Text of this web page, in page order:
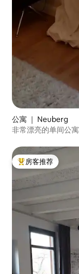
公寓 ｜ Neuberg
非常漂亮的单间公寓
热门「房客推荐」
房客推荐